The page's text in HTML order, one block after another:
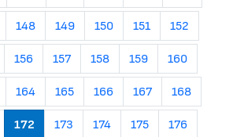
148 149 150 151 152
156 157 158 159 160
164 165 166 167 168
172 173 174 175 176